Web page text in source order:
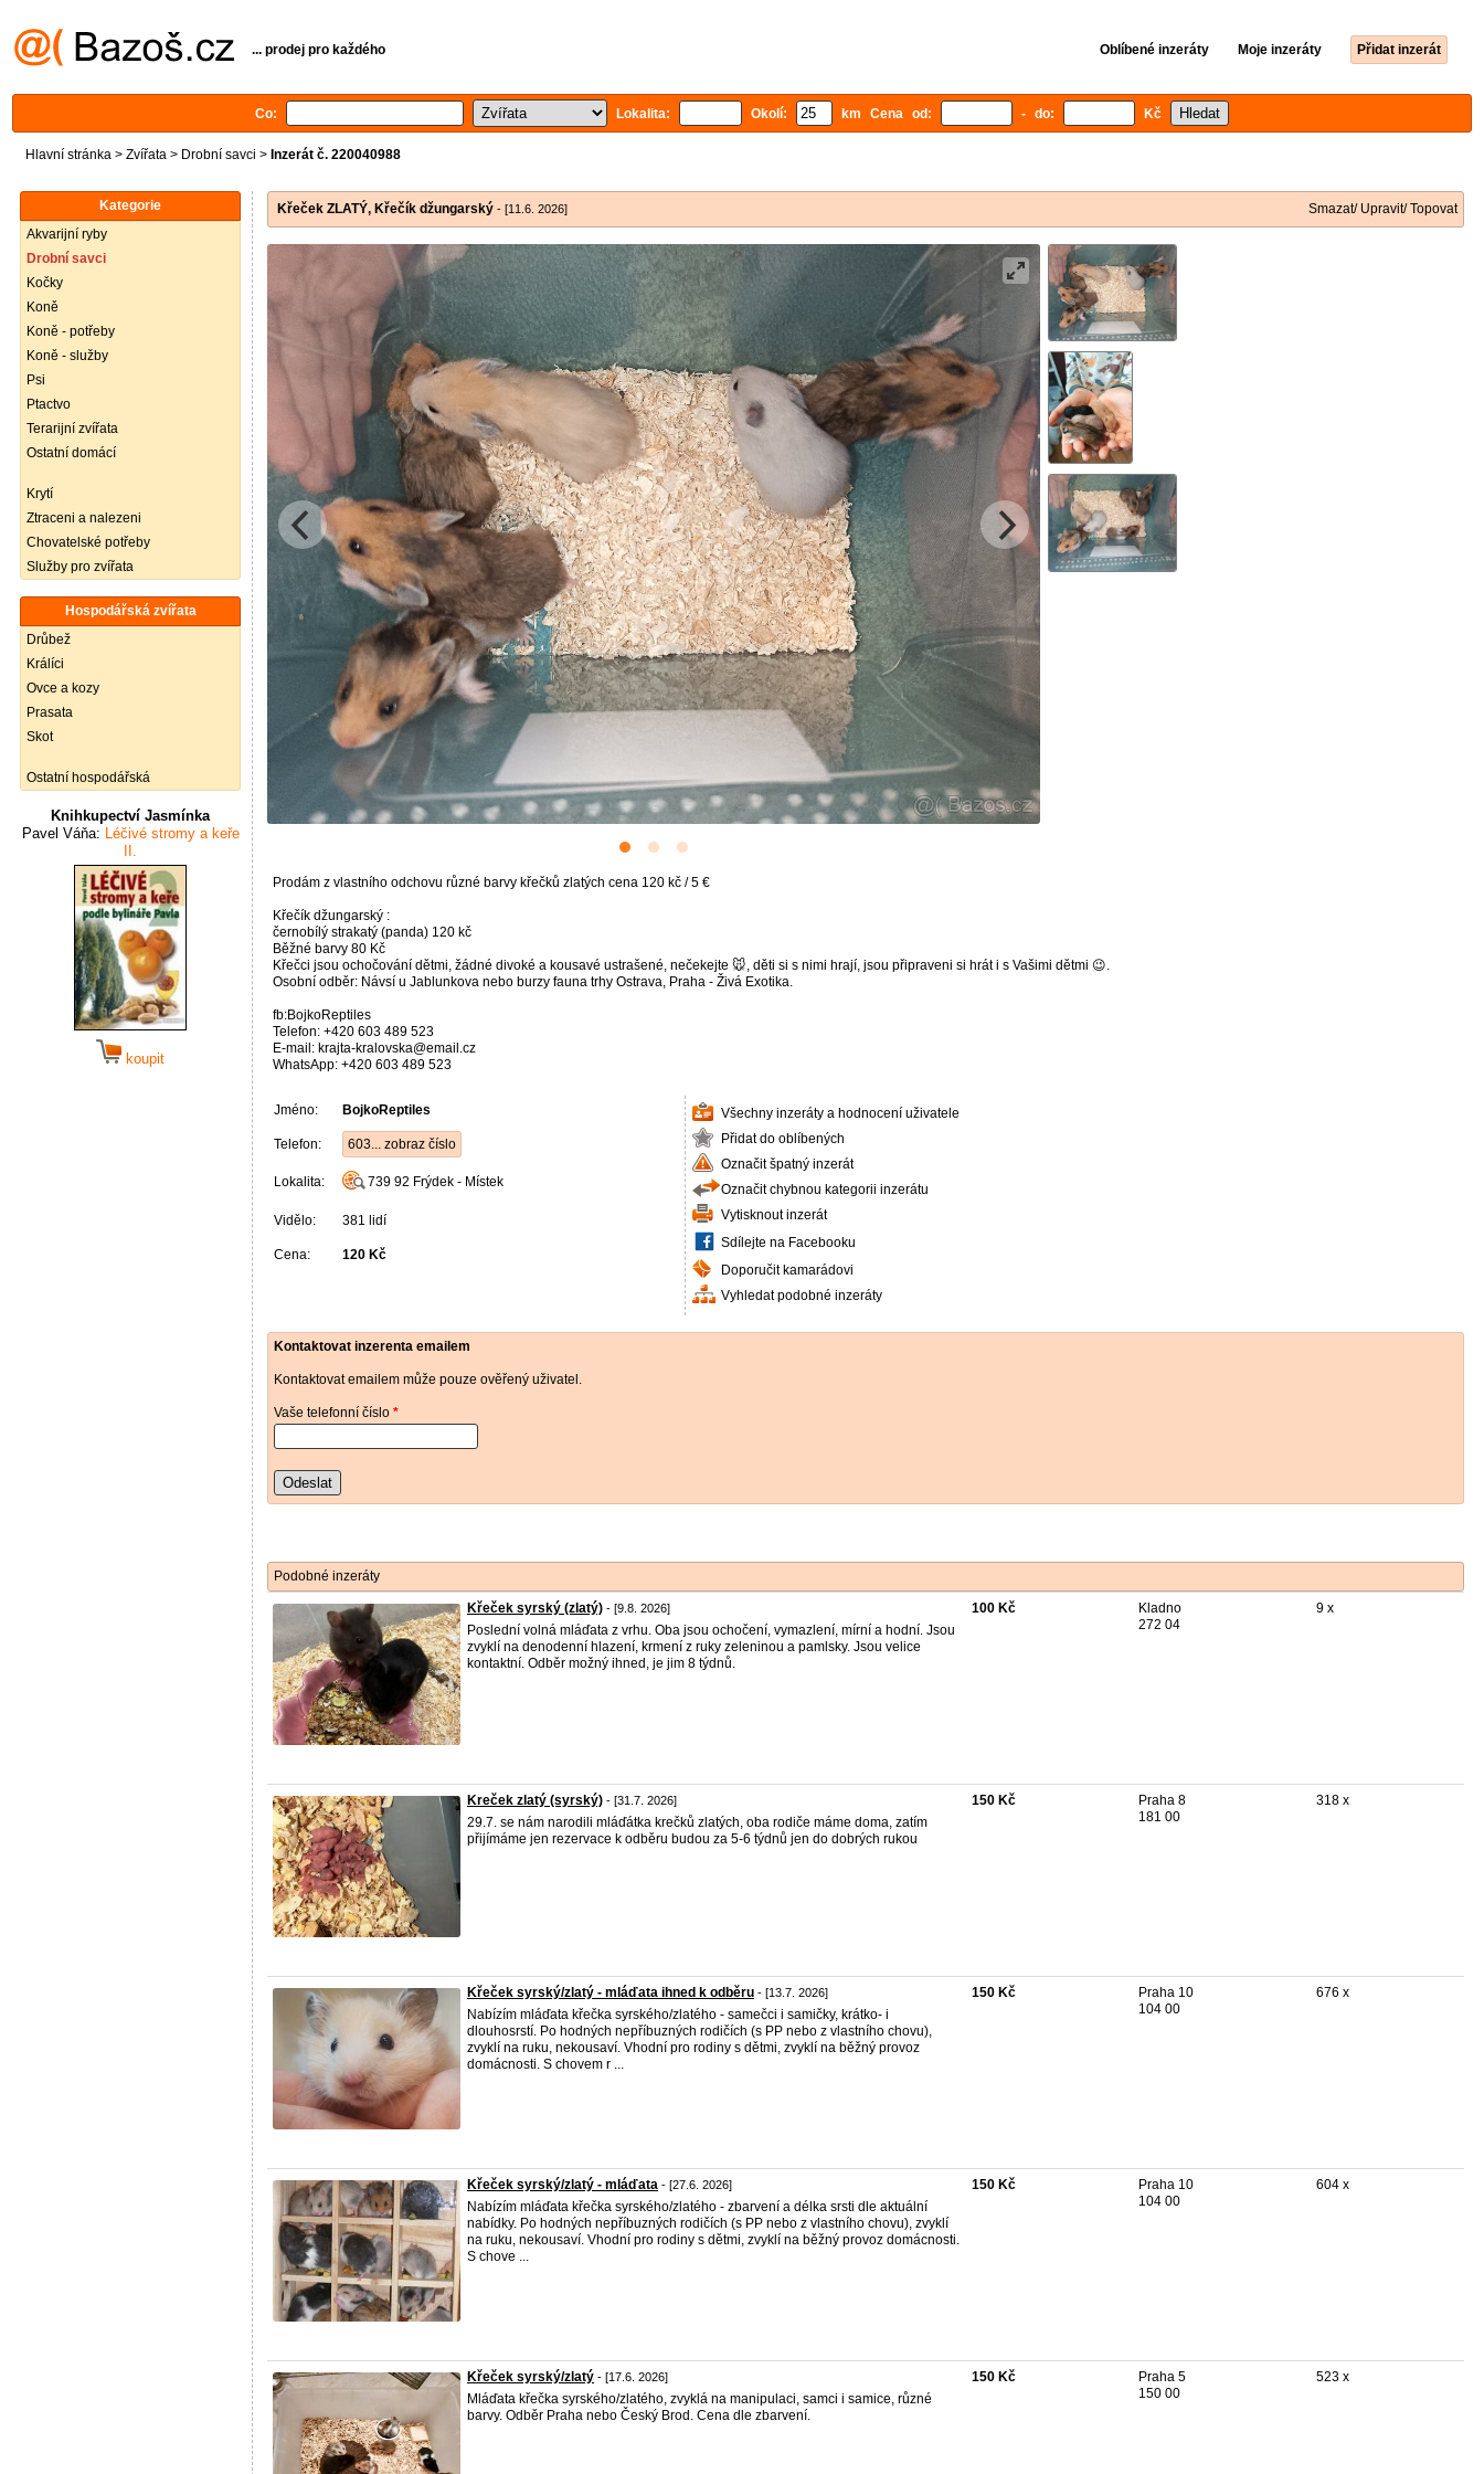
... prodej pro každého Oblíbené inzeráty Moje inzeráty Přidat inzerát
Co: Lokalita: Okolí: km Cena od: - do: Kč
Hlavní stránka > Zvířata > Drobní savci > Inzerát č. 220040988
Kategorie
Akvarijní ryby
Drobní savci
Kočky
Koně
Koně - potřeby
Koně - služby
Psi
Ptactvo
Terarijní zvířata
Ostatní domácí
Krytí
Ztraceni a nalezeni
Chovatelské potřeby
Služby pro zvířata
Hospodářská zvířata
Drůbež
Králíci
Ovce a kozy
Prasata
Skot
Ostatní hospodářská
Knihkupectví Jasmínka
Pavel Váňa: Léčivé stromy a keře
II.
koupit
Křeček ZLATÝ, Křečík džungarský - [11.6. 2026] Smazat/ Upravit/ Topovat
Prodám z vlastního odchovu různé barvy křečků zlatých cena 120 kč / 5 €
Křečík džungarský :
černobílý strakatý (panda) 120 kč
Běžné barvy 80 Kč
Křečci jsou ochočování dětmi, žádné divoké a kousavé ustrašené, nečekejte 🐭, děti si s nimi hrají, jsou připraveni si hrát i s Vašimi dětmi 😉.
Osobní odběr: Návsí u Jablunkova nebo burzy fauna trhy Ostrava, Praha - Živá Exotika.
fb:BojkoReptiles
Telefon: +420 603 489 523
E-mail: krajta-kralovska@email.cz
WhatsApp: +420 603 489 523
Jméno: BojkoReptiles
Telefon: 603... zobraz číslo
Lokalita: 739 92 Frýdek - Místek
Vidělo: 381 lidí
Cena: 120 Kč
Všechny inzeráty a hodnocení uživatele
Přidat do oblíbených
Označit špatný inzerát
Označit chybnou kategorii inzerátu
Vytisknout inzerát
Sdílejte na Facebooku
Doporučit kamarádovi
Vyhledat podobné inzeráty
Kontaktovat inzerenta emailem
Kontaktovat emailem může pouze ověřený uživatel.
Vaše telefonní číslo *
Odeslat
Podobné inzeráty
Křeček syrský (zlatý) - [9.8. 2026]
Poslední volná mláďata z vrhu. Oba jsou ochočení, vymazlení, mírní a hodní. Jsou
zvyklí na denodenní hlazení, krmení z ruky zeleninou a pamlsky. Jsou velice
kontaktní. Odběr možný ihned, je jim 8 týdnů.
100 Kč
Kladno
272 04
9 x
Kreček zlatý (syrský) - [31.7. 2026]
29.7. se nám narodili mláďátka krečků zlatých, oba rodiče máme doma, zatím
přijímáme jen rezervace k odběru budou za 5-6 týdnů jen do dobrých rukou
150 Kč
Praha 8
181 00
318 x
Křeček syrský/zlatý - mláďata ihned k odběru - [13.7. 2026]
Nabízím mláďata křečka syrského/zlatého - samečci i samičky, krátko- i
dlouhosrstí. Po hodných nepříbuzných rodičích (s PP nebo z vlastního chovu),
zvyklí na ruku, nekousaví. Vhodní pro rodiny s dětmi, zvyklí na běžný provoz
domácnosti. S chovem r ...
150 Kč
Praha 10
104 00
676 x
Křeček syrský/zlatý - mláďata - [27.6. 2026]
Nabízím mláďata křečka syrského/zlatého - zbarvení a délka srsti dle aktuální
nabídky. Po hodných nepříbuzných rodičích (s PP nebo z vlastního chovu), zvyklí
na ruku, nekousaví. Vhodní pro rodiny s dětmi, zvyklí na běžný provoz domácnosti.
S chove ...
150 Kč
Praha 10
104 00
604 x
Křeček syrský/zlatý - [17.6. 2026]
Mláďata křečka syrského/zlatého, zvyklá na manipulaci, samci i samice, různé
barvy. Odběr Praha nebo Český Brod. Cena dle zbarvení.
150 Kč
Praha 5
150 00
523 x